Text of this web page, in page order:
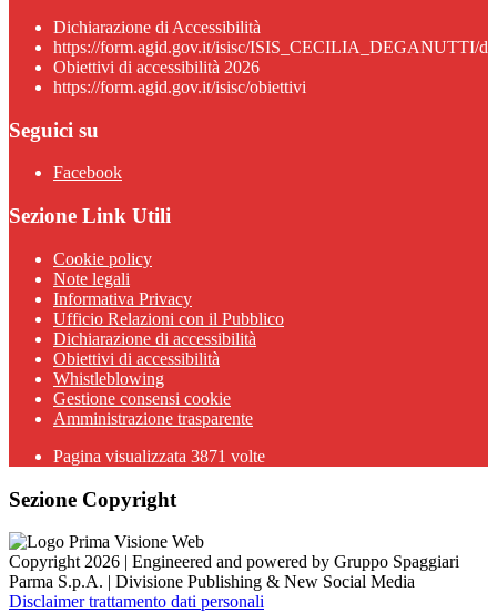
Dichiarazione di Accessibilità
https://form.agid.gov.it/isisc/ISIS_CECILIA_DEGANUTTI/
Obiettivi di accessibilità 2026
https://form.agid.gov.it/isisc/obiettivi
Seguici su
Facebook
Sezione Link Utili
Cookie policy
Note legali
Informativa Privacy
Ufficio Relazioni con il Pubblico
Dichiarazione di accessibilità
Obiettivi di accessibilità
Whistleblowing
Gestione consensi cookie
Amministrazione trasparente
Pagina visualizzata 3871 volte
Sezione Copyright
Copyright 2026 | Engineered and powered by Gruppo Spaggiari
Parma S.p.A. | Divisione Publishing & New Social Media
Disclaimer trattamento dati personali